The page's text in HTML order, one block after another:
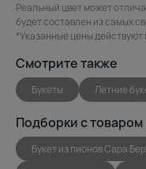
Реальный цвет может
будет составлен из самых
*Указанные цены
Смотрите также
Букеты Летние
Подборки с товаром
Букет из пионов Сара